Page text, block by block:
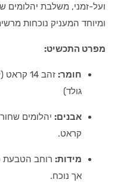
ועל-זמני, משלבת יהלומים
ומיוחד המעניק נוכחות
מפרט התכשיט:
חומר:
זהב 14
גולד)
אבנים:
קראט.
מידות:
אך נוכח.